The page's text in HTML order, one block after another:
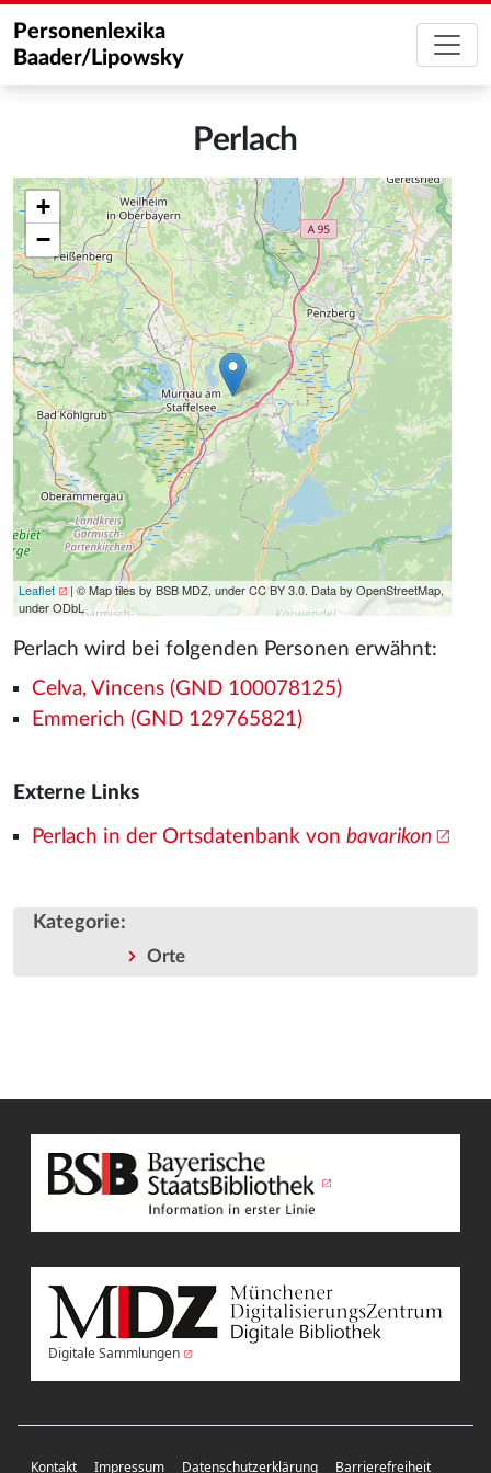
Personenlexika
Baader/Lipowsky
Perlach
+
−
Leaflet
| © Map tiles by BSB MDZ, under CC BY 3.0. Data by OpenStreetMap,
under ODbL
Perlach wird bei folgenden Personen erwähnt:
Celva, Vincens (GND 100078125)
Emmerich (GND 129765821)
Externe Links
Perlach in der Ortsdatenbank von bavarikon
Kategorie:
Orte
Digitale Sammlungen
Kontakt Impressum Datenschutzerklärung Barrierefreiheit